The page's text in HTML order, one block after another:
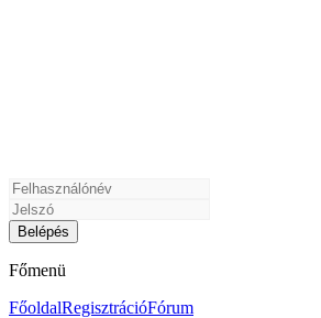
Főmenü
FőoldalRegisztrációFórum